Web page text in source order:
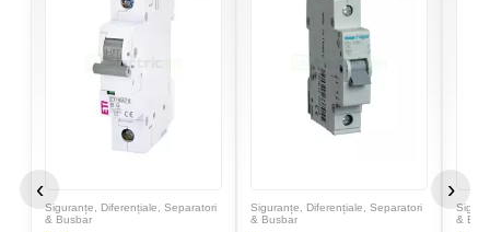
‹
Siguranțe, Diferențiale, Separatori
& Busbar
Siguranțe, Diferențiale, Separatori
& Busbar
&
›